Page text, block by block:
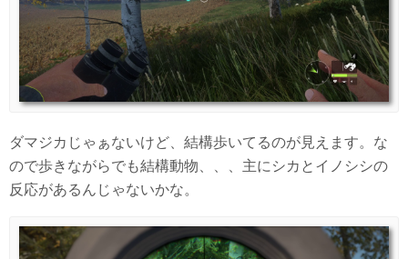
ダマジカじゃぁないけど、結構歩いてるのが見えます。な
ので歩きながらでも結構動物、、、主にシカとイノシシの
反応があるんじゃないかな。